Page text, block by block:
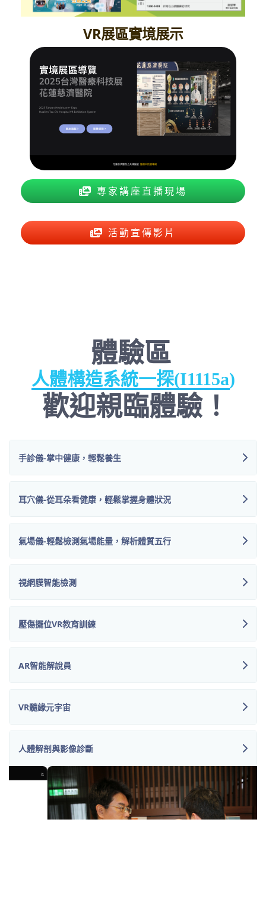
VR展區實境展示
專家講座直播現場
活動宣傳影片
體驗區
人體構造系統一探(I1115a)
找出病變的組織(I1115a)
歡迎親臨體驗！
手診儀-掌中健康，輕鬆養生
耳穴儀-從耳朵看健康，輕鬆掌握身體狀況
氣場儀-輕鬆檢測氣場能量，解析體質五行
視網膜智能檢測
壓傷擺位VR教育訓練
AR智能解說員
VR髓緣元宇宙
人體解剖與影像診斷